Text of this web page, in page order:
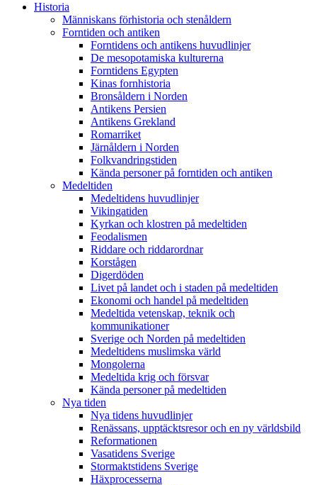
Historia
Människans förhistoria och stenåldern
Forntiden och antiken
Forntidens och antikens huvudlinjer
De mesopotamiska kulturerna
Forntidens Egypten
Kinas fornhistoria
Bronsåldern i Norden
Antikens Persien
Antikens Grekland
Romarriket
Järnåldern i Norden
Folkvandringstiden
Kända personer på forntiden och antiken
Medeltiden
Medeltidens huvudlinjer
Vikingatiden
Kyrkan och klostren på medeltiden
Feodalismen
Riddare och riddarordnar
Korstågen
Digerdöden
Livet på landet och i staden på medeltiden
Ekonomi och handel på medeltiden
Medeltida vetenskap, teknik och
kommunikationer
Sverige och Norden på medeltiden
Medeltidens muslimska värld
Mongolerna
Medeltida krig och försvar
Kända personer på medeltiden
Nya tiden
Nya tidens huvudlinjer
Renässans, upptäcktsresor och en ny världsbild
Reformationen
Vasatidens Sverige
Stormaktstidens Sverige
Häxprocesserna